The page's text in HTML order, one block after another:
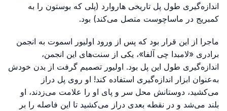
اندازه‌گیری طول پل تاریخی هاروارد (پلی که بوستون را به
کمبریج در ماساچوست متصل می‌کند) بود.
ماجرا از این قرار بود که پس از ورود اولیور اسموت به انجمن
برادری «لامبدا چی آلفا»، یکی از سنت‌های این انجمن،
اندازه‌گیری طول این پل بود. اولیور تصمیم گرفت از بدن خودش
به‌عنوان ابزار اندازه‌گیری استفاده کند! او روی پل دراز
می‌کشید، دوستانش محل سر و پای او را علامت می‌زدند، او
بلند می‌شد و در نقطه بعدی دراز می‌کشید تا این فاصله را بر